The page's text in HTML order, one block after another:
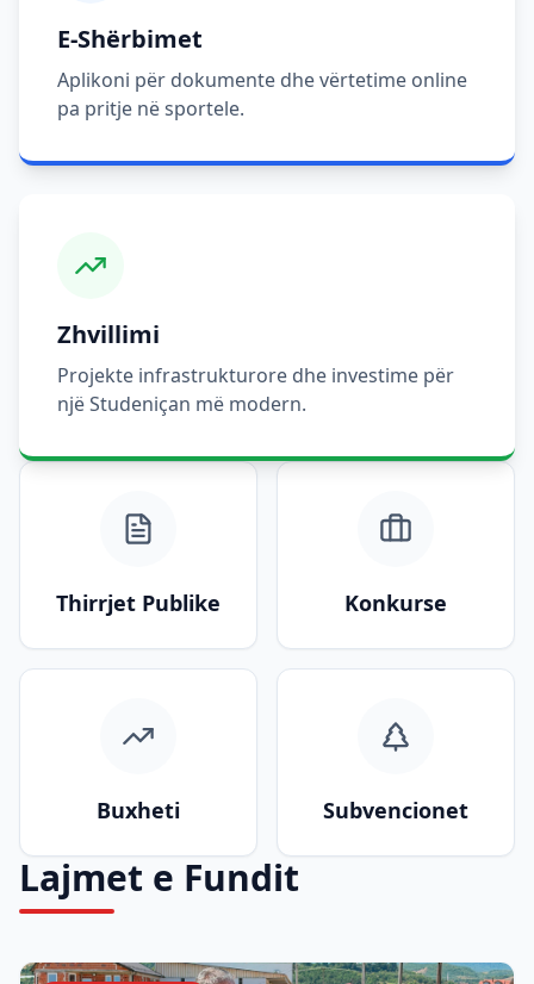
E-Shërbimet
Aplikoni për dokumente dhe vërtetime online
pa pritje në sportele.
Zhvillimi
Projekte infrastrukturore dhe investime për
një Studeniçan më modern.
Thirrjet Publike Konkurse
Buxheti Subvencionet
Lajmet e Fundit